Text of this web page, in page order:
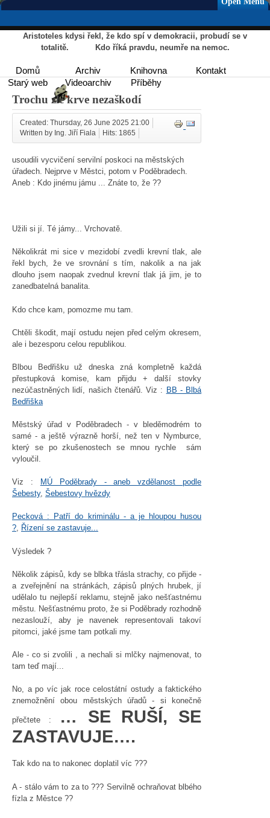
Aristoteles kdysi řekl, že kdo spí v demokracii, probudí se v
totalitě. Kdo říká pravdu, neumře na nemoc.
Domů Archiv Knihovna
Kontakt
Starý web
Videoarchiv Příběhy
Trochu zlé krve nezaškodí
Created: Thursday, 26 June 2025 21:00
Written by Ing. Jiří Fiala
Hits: 1865
usoudili vycvičení servilní poskoci na městských
úřadech. Nejprve v Městci, potom v Poděbradech.
Aneb : Kdo jinému jámu ... Znáte to, že ??
Užili si jí. Té jámy... Vrchovatě.
Několikrát mi sice v mezidobí zvedli krevní tlak, ale
řekl bych, že ve srovnání s tím, nakolik a na jak
dlouho jsem naopak zvednul krevní tlak já jim, je to
zanedbatelná banalita.
Kdo chce kam, pomozme mu tam.
Chtěli škodit, mají ostudu nejen před celým okresem,
ale i bezesporu celou republikou.
Blbou Bedřišku už dneska zná kompletně každá
přestupková komise, kam přijdu + další stovky
nezúčastněných lidí, našich čtenářů. Viz : BB - Blbá
Bedřiška
Městský úřad v Poděbradech - v bleděmodrém to
samé - a ještě výrazně horší, než ten v Nymburce,
který se po zkušenostech se mnou rychle sám
vyloučil.
Viz :
MÚ Poděbrady - aneb vzdělanost podle
Šebesty, Šebestovy hvězdy
Pecková : Patří do kriminálu - a je hloupou husou
?, Řízení se zastavuje...
Výsledek ?
Několik zápisů, kdy se blbka třásla strachy, co přijde -
a zveřejnění na stránkách, zápisů plných hrubek, jí
udělalo tu nejlepší reklamu, stejně jako nešťastnému
městu. Nešťastnému proto, že si Poděbrady rozhodně
nezaslouží, aby je navenek representovali takoví
pitomci, jaké jsme tam potkali my.
Ale - co si zvolili , a nechali si mlčky najmenovat, to
tam teď mají...
No, a po víc jak roce celostátní ostudy a faktického
znemožnění obou městských úřadů - si konečně
přečtete :
… SE RUŠÍ, SE
ZASTAVUJE….
Tak kdo na to nakonec doplatil víc ???
A - stálo vám to za to ??? Servilně ochraňovat blbého
fízla z Městce ??